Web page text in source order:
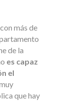
más de
de la
es capaz
el
que hay